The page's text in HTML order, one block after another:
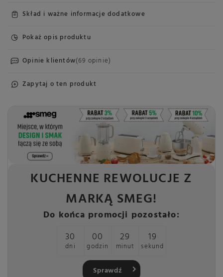
Skład i ważne informacje dodatkowe
Pokaż opis produktu
Opinie klientów(69 opinie)
Zapytaj o ten produkt
KUCHENNE REWOLUCJE Z
MARKĄ SMEG!
Do końca promocji pozostało:
30
dni
00
godzin
29
minut
18
sekund
Sprawdź